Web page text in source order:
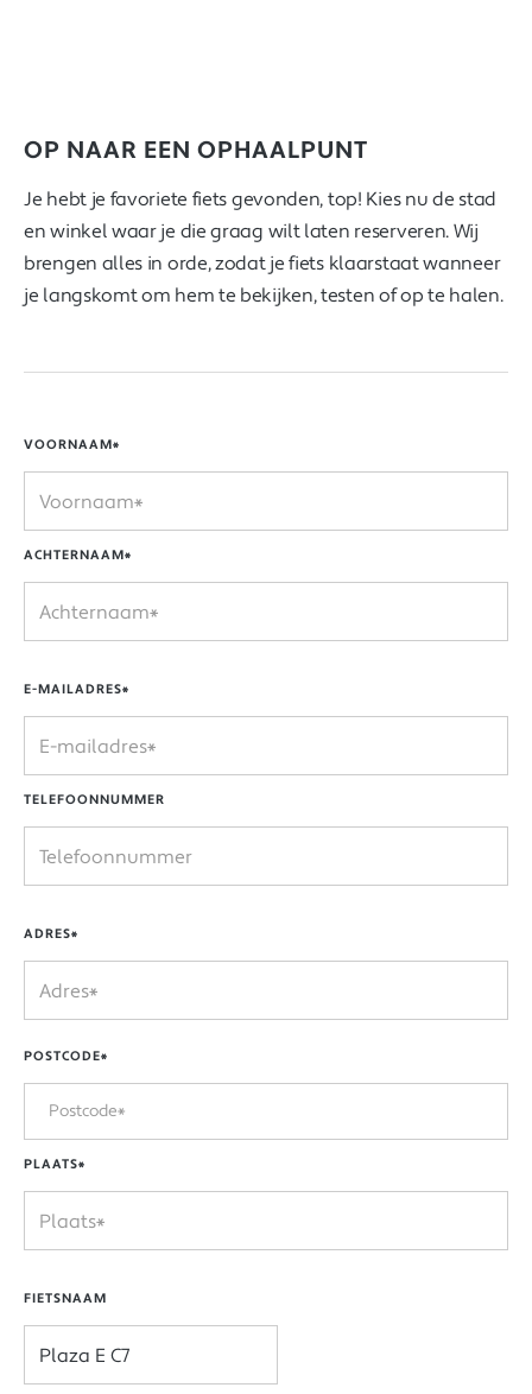
OP NAAR EEN OPHAALPUNT
Je hebt je favoriete fiets gevonden, top! Kies nu de stad
en winkel waar je die graag wilt laten reserveren. Wij
brengen alles in orde, zodat je fiets klaarstaat wanneer
je langskomt om hem te bekijken, testen of op te halen.
VOORNAAM*
ACHTERNAAM*
E-MAILADRES*
TELEFOONNUMMER
ADRES*
POSTCODE*
PLAATS*
FIETSNAAM